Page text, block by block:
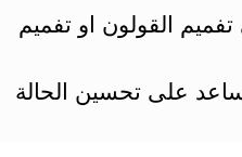
القولون او تفميم
على تحسين الحالة